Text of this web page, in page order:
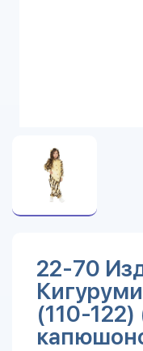
22-70
(110-